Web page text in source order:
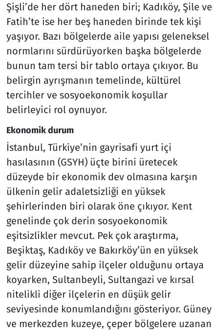
Şişli’de her dört haneden biri; Kadıköy, Şile ve
Fatih’te ise her beş haneden birinde tek kişi
yaşıyor. Bazı bölgelerde aile yapısı geleneksel
normlarını sürdürüyorken başka bölgelerde
bunun tam tersi bir tablo ortaya çıkıyor. Bu
belirgin ayrışmanın temelinde, kültürel
tercihler ve sosyoekonomik koşullar
belirleyici rol oynuyor.
Ekonomik durum
İstanbul, Türkiye’nin gayrisafi yurt içi
hasılasının (GSYH) üçte birini üretecek
düzeyde bir ekonomik dev olmasına karşın
ülkenin gelir adaletsizliği en yüksek
şehirlerinden biri olarak öne çıkıyor. Kent
genelinde çok derin sosyoekonomik
eşitsizlikler mevcut. Pek çok araştırma,
Beşiktaş, Kadıköy ve Bakırköy’ün en yüksek
gelir düzeyine sahip ilçeler olduğunu ortaya
koyarken, Sultanbeyli, Sultangazi ve kırsal
nitelikli diğer ilçelerin en düşük gelir
seviyesinde konumlandığını gösteriyor. Güney
ve merkezden kuzeye, çeper bölgelere uzanan